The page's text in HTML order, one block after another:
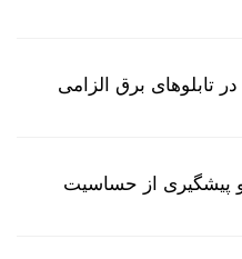
تابلوهای برق الزامی
پیشگیری از حساسیت